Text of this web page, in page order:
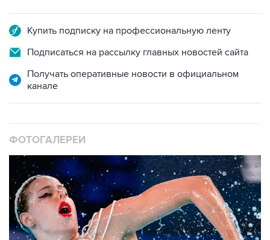
Купить подписку на профессиональную ленту
Подписаться на рассылку главных новостей сайта
Получать оперативные новости в официальном
канале
ФОТОГАЛЕРЕИ